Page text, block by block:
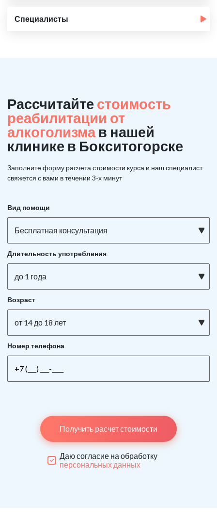
Специалисты
Рассчитайте стоимость
реабилитации от
алкоголизма в нашей
клинике в Бокситогорске
Заполните форму расчета стоимости курса и наш специалист
свяжется с вами в течении 3-х минут
Вид помощи
Бесплатная консультация
Длительность употребления
до 1 года
Возраст
от 14 до 18 лет
Номер телефона
Получить расчет стоимости
Даю согласие на обработку
персональных данных